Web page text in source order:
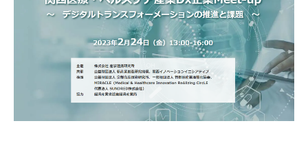
プライバシーポリシー
本サイトのご利用にあたって